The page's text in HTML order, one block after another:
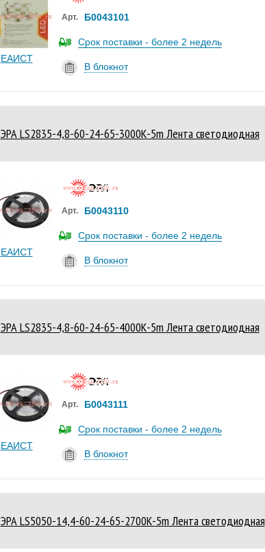
ЕАИСТ
Арт. Б0043101
Срок поставки - более 2 недель
В блокнот
ЭРА LS2835-4,8-60-24-65-3000К-5m Лента светодиодная
ЕАИСТ
Арт. Б0043110
Срок поставки - более 2 недель
В блокнот
ЭРА LS2835-4,8-60-24-65-4000К-5m Лента светодиодная
ЕАИСТ
Арт. Б0043111
Срок поставки - более 2 недель
В блокнот
ЭРА LS5050-14,4-60-24-65-2700К-5m Лента светодиодная